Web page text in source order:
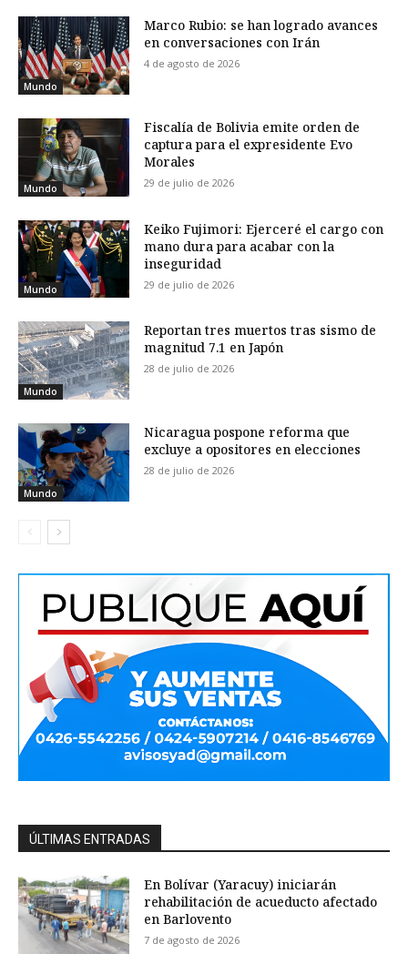
Mundo
Marco Rubio: se han logrado avances
en conversaciones con Irán
4 de agosto de 2026
Mundo
Fiscalía de Bolivia emite orden de
captura para el expresidente Evo
Morales
29 de julio de 2026
Mundo
Keiko Fujimori: Ejerceré el cargo con
mano dura para acabar con la
inseguridad
29 de julio de 2026
Mundo
Reportan tres muertos tras sismo de
magnitud 7.1 en Japón
28 de julio de 2026
Mundo
Nicaragua pospone reforma que
excluye a opositores en elecciones
28 de julio de 2026
ÚLTIMAS ENTRADAS
En Bolívar (Yaracuy) iniciarán
rehabilitación de acueducto afectado
en Barlovento
7 de agosto de 2026